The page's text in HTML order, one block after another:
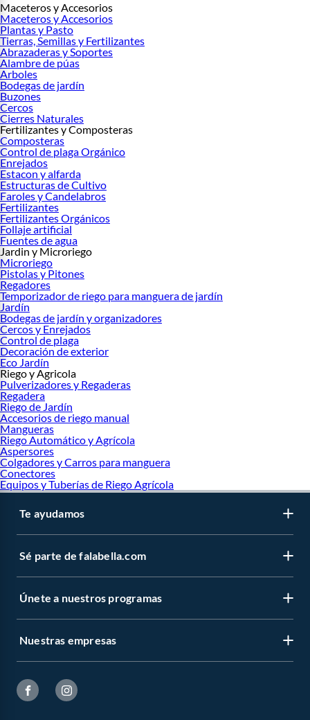
Maceteros y Accesorios
Maceteros y Accesorios
Plantas y Pasto
Tierras, Semillas y Fertilizantes
Abrazaderas y Soportes
Alambre de púas
Arboles
Bodegas de jardín
Buzones
Cercos
Cierres Naturales
Fertilizantes y Composteras
Composteras
Control de plaga Orgánico
Enrejados
Estacon y alfarda
Estructuras de Cultivo
Faroles y Candelabros
Fertilizantes
Fertilizantes Orgánicos
Follaje artificial
Fuentes de agua
Jardin y Microriego
Microriego
Pistolas y Pitones
Regadores
Temporizador de riego para manguera de jardín
Jardín
Bodegas de jardín y organizadores
Cercos y Enrejados
Control de plaga
Decoración de exterior
Eco Jardín
Riego y Agricola
Pulverizadores y Regaderas
Regadera
Riego de Jardín
Accesorios de riego manual
Mangueras
Riego Automático y Agrícola
Aspersores
Colgadores y Carros para manguera
Conectores
Equipos y Tuberías de Riego Agrícola
Te ayudamos
Sé parte de falabella.com
Únete a nuestros programas
Nuestras empresas